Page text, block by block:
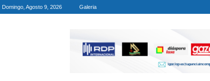
Domingo, Agosto 9, 2026 Galeria